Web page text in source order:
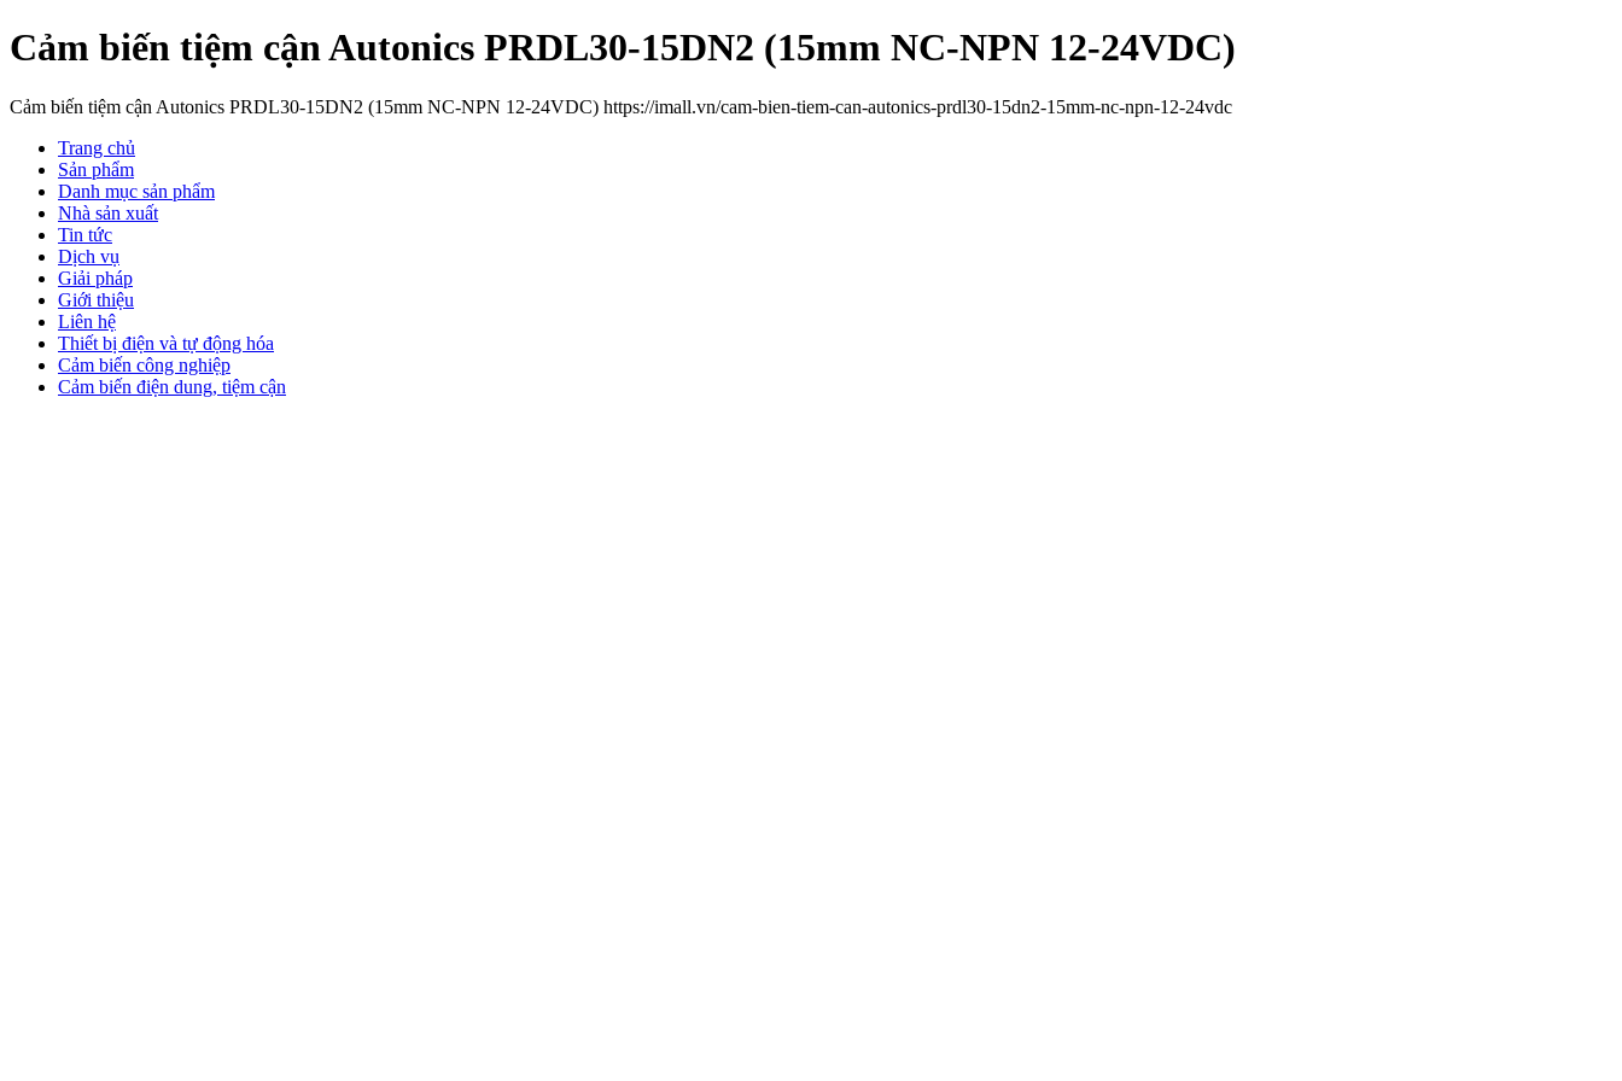
Cảm biến tiệm cận Autonics PRDL30-15DN2 (15mm NC-NPN 12-24VDC)
Cảm biến tiệm cận Autonics PRDL30-15DN2 (15mm NC-NPN 12-24VDC) https://imall.vn/cam-bien-tiem-can-autonics-prdl30-15dn2-15mm-nc-npn-12-24vdc
Trang chủ
Sản phẩm
Danh mục sản phẩm
Nhà sản xuất
Tin tức
Dịch vụ
Giải pháp
Giới thiệu
Liên hệ
Thiết bị điện và tự động hóa
Cảm biến công nghiệp
Cảm biến điện dung, tiệm cận